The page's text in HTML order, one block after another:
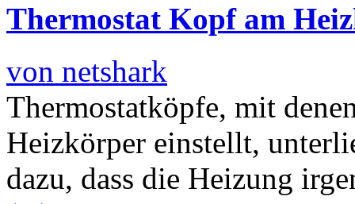
Thermostat Kopf am
von netshark
Thermostatköpfe, mit
Heizkörper einstellt,
dazu, dass die Heizung